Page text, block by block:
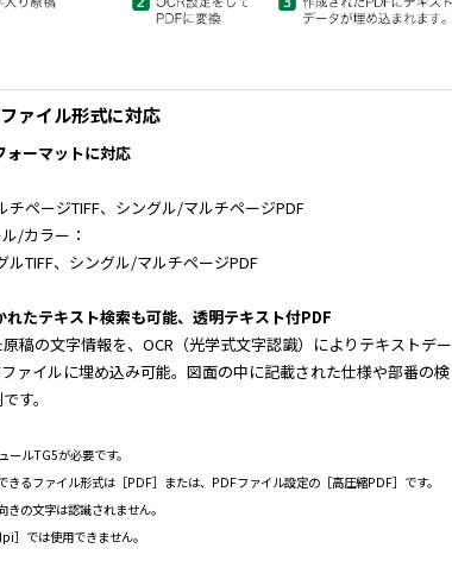
ァイル形式に対応
ーマットに対応
チページTIFF、シングル/マルチページPDF
/カラー：
ルTIFF、シングル/マルチページPDF
たテキスト検索も可能、透明テキスト付PDF
稿の文字情報を、OCR（光学式文字認識）によりテキストデー
ァイルに埋め込み可能。図面の中に記載された仕様や部番の検
す。
ールTG5が必要です。
きるファイル形式は［PDF］または、PDFファイル設定の［高圧縮PDF］です。
の文字は認識されません。
］では使用できません。